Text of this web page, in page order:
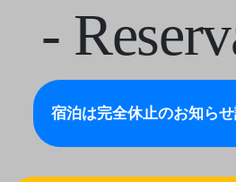
-
宿泊は完全休止のお知らせ